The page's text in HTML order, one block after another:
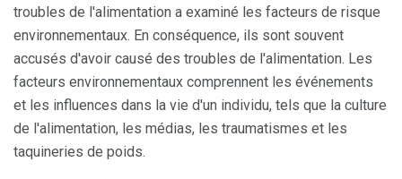
troubles de l'alimentation a examiné les facteurs de risque
environnementaux. En conséquence, ils sont souvent
accusés d'avoir causé des troubles de l'alimentation. Les
facteurs environnementaux comprennent les événements
et les influences dans la vie d'un individu, tels que la culture
de l'alimentation, les médias, les traumatismes et les
taquineries de poids.